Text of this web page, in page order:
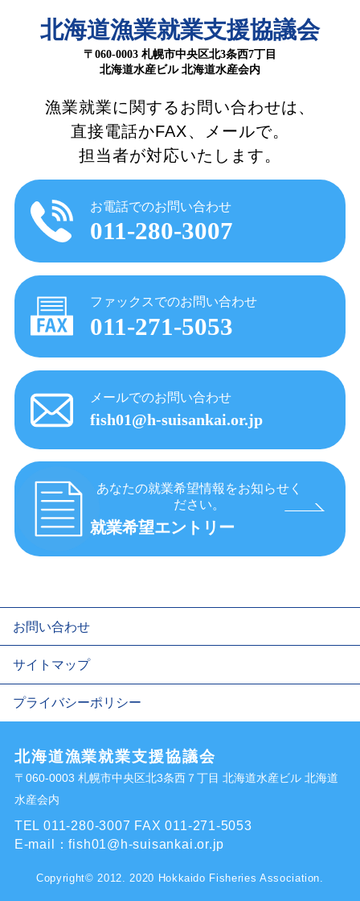
北海道漁業就業支援協議会
〒060-0003 札幌市中央区北3条西7丁目
北海道水産ビル 北海道水産会内
漁業就業に関するお問い合わせは、
直接電話かFAX、メールで。
担当者が対応いたします。
お電話でのお問い合わせ
011-280-3007
ファックスでのお問い合わせ
011-271-5053
メールでのお問い合わせ
fish01@h-suisankai.or.jp
あなたの就業希望情報をお知らせく
ださい。
就業希望エントリー
お問い合わせ
サイトマップ
プライバシーポリシー
北海道漁業就業支援協議会
〒060-0003 札幌市中央区北3条西７丁目 北海道水産ビル 北海道
水産会内
TEL 011-280-3007 FAX 011-271-5053
E-mail：fish01@h-suisankai.or.jp
Copyright© 2012. 2020 Hokkaido Fisheries Association.